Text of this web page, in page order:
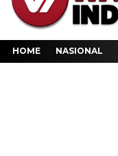
HOME NASIONAL